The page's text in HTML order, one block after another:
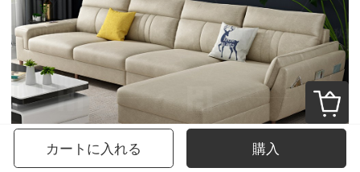
カートに入れる 購入